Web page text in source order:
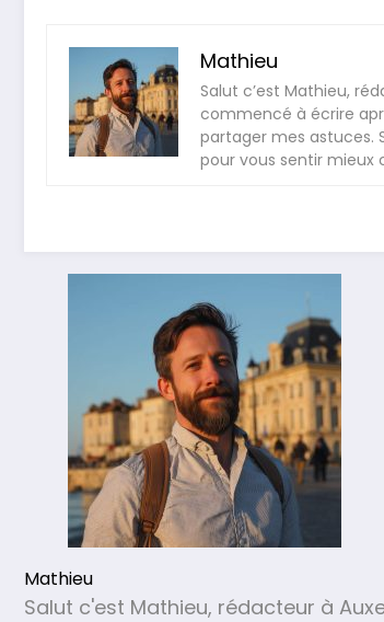
Mathieu
Salut c’est Mathieu,
commencé à écrire
partager mes astuces.
pour vous sentir mieux
Mathieu
Salut c'est Mathieu, rédacteur à